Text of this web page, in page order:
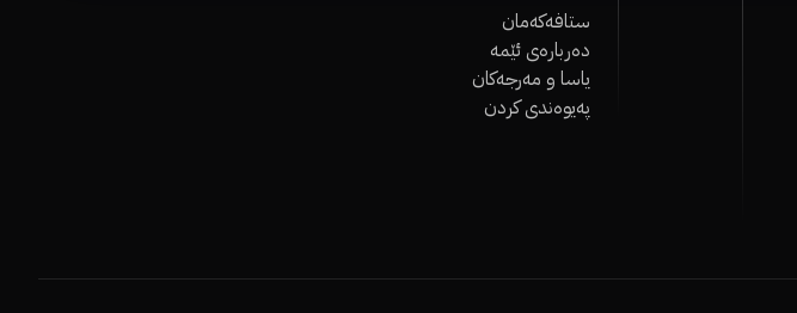
ستافەکەمان
دەربارەی ئێمە
یاسا و مەرجەکان
پەیوەندی کردن